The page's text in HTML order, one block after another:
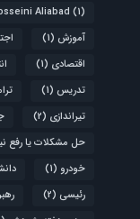
Aliabad (1)
آموزش (1)
اقتصادی (1)
تدریس (1)
تیراندازی (2)
حل مشکلات یا رفع
خودرو (1)
رئیسی (2)